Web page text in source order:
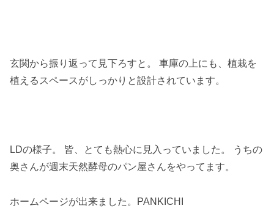
玄関から振り返って見下ろすと。 車庫の上にも、植栽を
植えるスペースがしっかりと設計されています。
LDの様子。 皆、とても熱心に見入っていました。 うちの
奥さんが週末天然酵母のパン屋さんをやってます。
ホームページが出来ました。PANKICHI